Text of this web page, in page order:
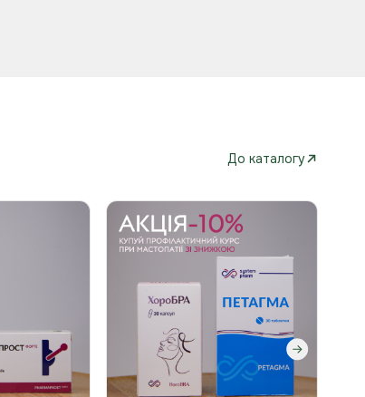
До каталогу